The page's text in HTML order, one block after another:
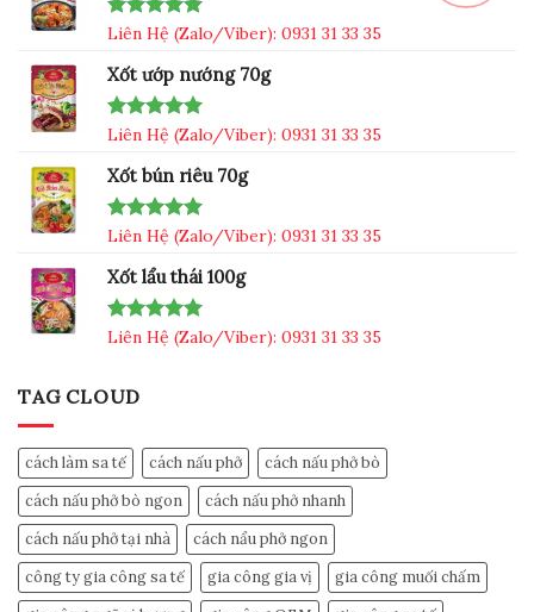
Rated5.00
Liên Hệ (Zalo/Viber): 0931 31 33 35
Xốt ướp nướng 70g
Rated5.00
Liên Hệ (Zalo/Viber): 0931 31 33 35
Xốt bún riêu 70g
Rated5.00
Liên Hệ (Zalo/Viber): 0931 31 33 35
Xốt lẩu thái 100g
Rated5.00
Liên Hệ (Zalo/Viber): 0931 31 33 35
TAG CLOUD
cách làm sa tế cách nấu phở
cách nấu phở bò
cách nấu phở bò ngon
cách nấu phở nhanh
cách nấu phở tại nhà
cách nẩu phở ngon
công ty gia công sa tế
gia công gia vị
gia công muối chấm